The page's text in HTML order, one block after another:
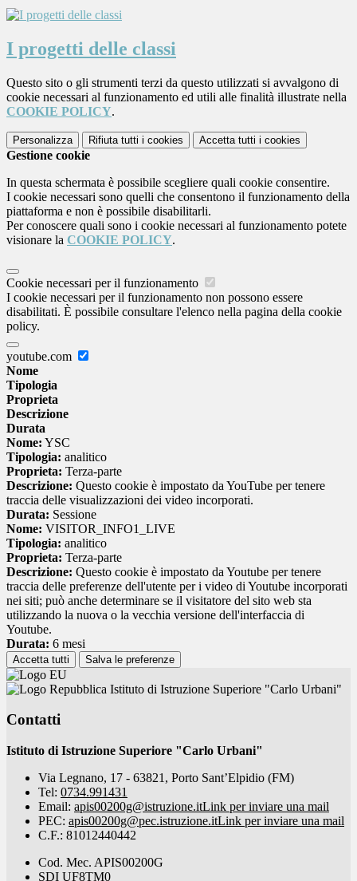
I progetti delle classi
Questo sito o gli strumenti terzi da questo utilizzati si avvalgono di
cookie necessari al funzionamento ed utili alle finalità illustrate nella
COOKIE POLICY.
Personalizza Rifiuta tutti i cookies Accetta tutti i cookies
Gestione cookie
In questa schermata è possibile scegliere quali cookie consentire.
I cookie necessari sono quelli che consentono il funzionamento della
piattaforma e non è possibile disabilitarli.
Per conoscere quali sono i cookie necessari al funzionamento potete
visionare la COOKIE POLICY.
Cookie necessari per il funzionamento
I cookie necessari per il funzionamento non possono essere
disabilitati. È possibile consultare l'elenco nella pagina della cookie
policy.
youtube.com
Nome
Tipologia
Proprieta
Descrizione
Durata
Nome: YSC
Tipologia: analitico
Proprieta: Terza-parte
Descrizione: Questo cookie è impostato da YouTube per tenere
traccia delle visualizzazioni dei video incorporati.
Durata: Sessione
Nome: VISITOR_INFO1_LIVE
Tipologia: analitico
Proprieta: Terza-parte
Descrizione: Questo cookie è impostato da Youtube per tenere
traccia delle preferenze dell'utente per i video di Youtube incorporati
nei siti; può anche determinare se il visitatore del sito web sta
utilizzando la nuova o la vecchia versione dell'interfaccia di
Youtube.
Durata: 6 mesi
Accetta tutti Salva le preferenze
Istituto di Istruzione Superiore "Carlo Urbani"
Contatti
Istituto di Istruzione Superiore "Carlo Urbani"
Via Legnano, 17 - 63821, Porto Sant’Elpidio (FM)
Tel: 0734.991431
Email: apis00200g@istruzione.itLink per inviare una mail
PEC: apis00200g@pec.istruzione.itLink per inviare una mail
C.F.: 81012440442
Cod. Mec. APIS00200G
SDI UF8TM0